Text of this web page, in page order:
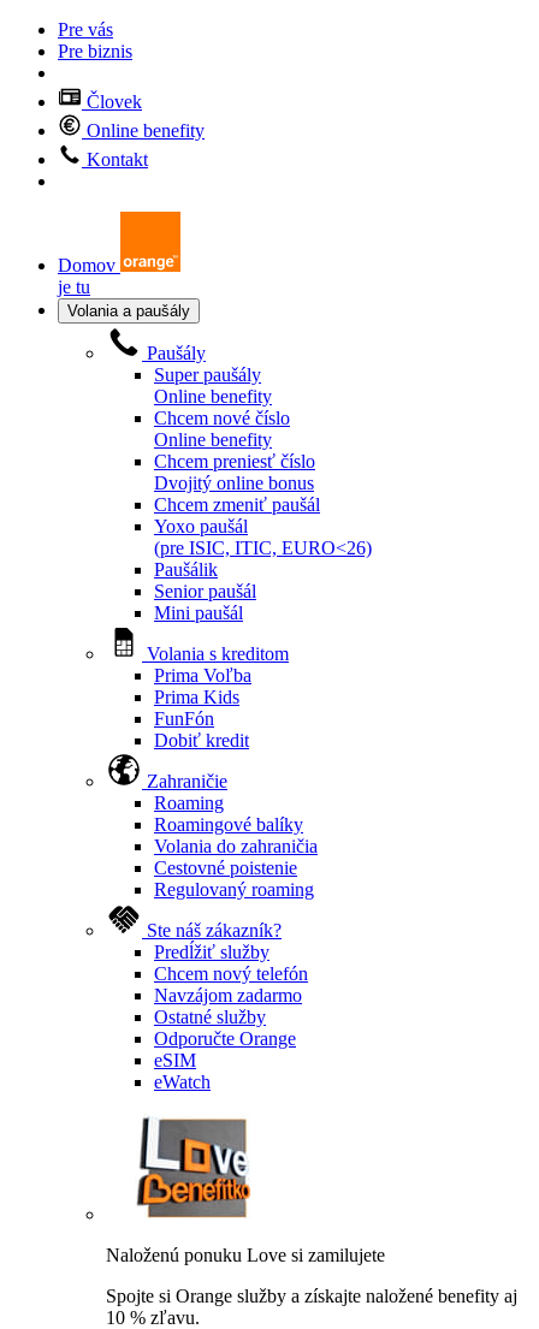
Pre vás
Pre biznis
Človek
Online benefity
Kontakt
Domov
je tu
Volania a paušály
Paušály
Super paušály
Online benefity
Chcem nové číslo
Online benefity
Chcem preniesť číslo
Dvojitý online bonus
Chcem zmeniť paušál
Yoxo paušál
(pre ISIC, ITIC, EURO<26)
Paušálik
Senior paušál
Mini paušál
Volania s kreditom
Prima Voľba
Prima Kids
FunFón
Dobiť kredit
Zahraničie
Roaming
Roamingové balíky
Volania do zahraničia
Cestovné poistenie
Regulovaný roaming
Ste náš zákazník?
Predĺžiť služby
Chcem nový telefón
Navzájom zadarmo
Ostatné služby
Odporučte Orange
eSIM
eWatch
Naloženú ponuku Love si zamilujete
Spojte si Orange služby a získajte naložené benefity aj
10 % zľavu.